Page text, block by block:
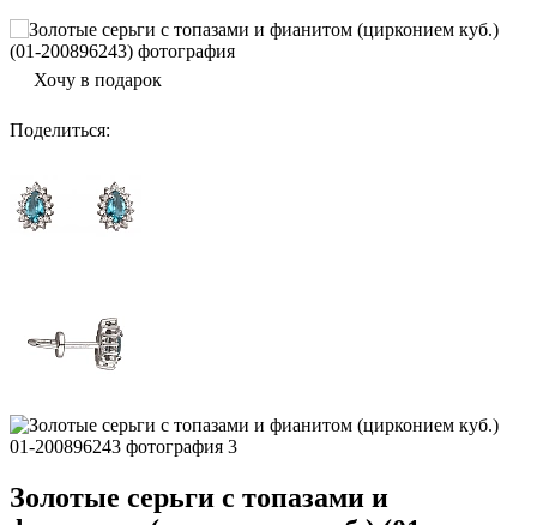
Хочу в подарок
Поделиться:
Золотые серьги с топазами и